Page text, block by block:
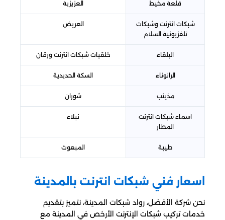
قلعة مخيط العزيزية
شبكات انترنت وشبكات
تلفزيونية السلام
العريض
البلقاء خلقيات شبكات انترنت ورقان
الرانوناء السكة الحديدية
مذينب شوران
اسماء شبكات انترنت
المطار
نبلاء
طيبة المبعوث
اسعار فني شبكات انترنت بالمدينة
نحن شركة الأفضل، رواد شبكات المدينة، نتميز بتقديم
خدمات تركيب شبكات الإنترنت الأرخص في المدينة مع